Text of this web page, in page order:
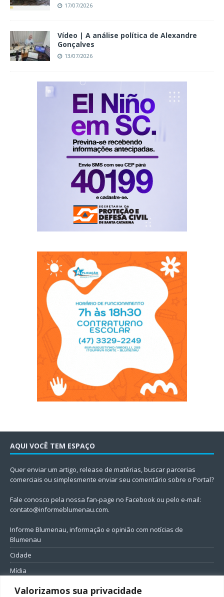
Valorizamos sua privacidade
17/07/2026
Vídeo | A análise política de Alexandre
Gonçalves
13/07/2026
AQUI VOCÊ TEM ESPAÇO
Quer enviar um artigo, release de matérias, buscar parcerias
comerciais ou simplesmente enviar seu comentário sobre o Portal?
Fale conosco pela nossa fan-page no Facebook ou pelo e-mail:
contato@informeblumenau.com.
Informe Blumenau, informação e opinião com notícias de
Blumenau
Cidade
Mídia
Entretenimento